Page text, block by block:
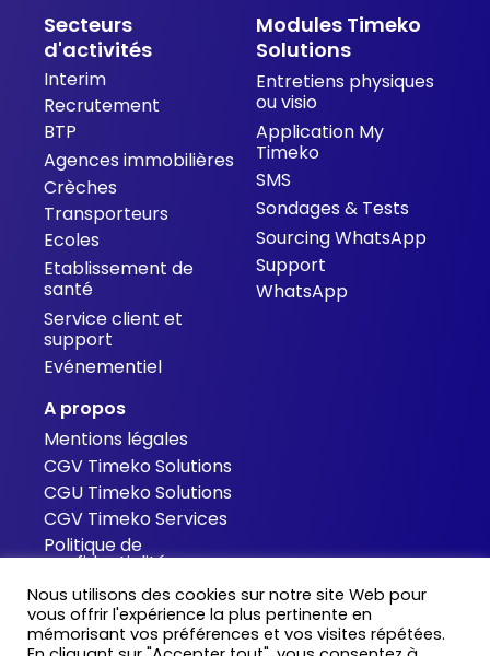
Secteurs
d'activités
Interim
Recrutement
BTP
Agences immobilières
Crèches
Transporteurs
Ecoles
Etablissement de
santé
Service client et
support
Evénementiel
Modules Timeko
Solutions
Entretiens physiques
ou visio
Application My
Timeko
SMS
Sondages & Tests
Sourcing WhatsApp
Support
WhatsApp
A propos
Mentions légales
CGV Timeko Solutions
CGU Timeko Solutions
CGV Timeko Services
Politique de
confidentialité
Cookies
Contact
Blog
Nous utilisons des cookies sur notre site Web pour
vous offrir l'expérience la plus pertinente en
mémorisant vos préférences et vos visites répétées.